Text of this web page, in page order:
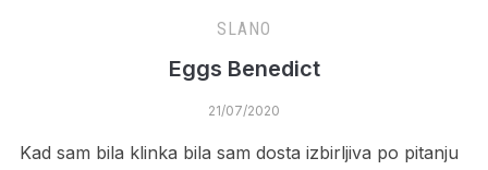
SLANO
Eggs Benedict
21/07/2020
Kad sam bila klinka bila sam dosta izbirljiva po pitanju